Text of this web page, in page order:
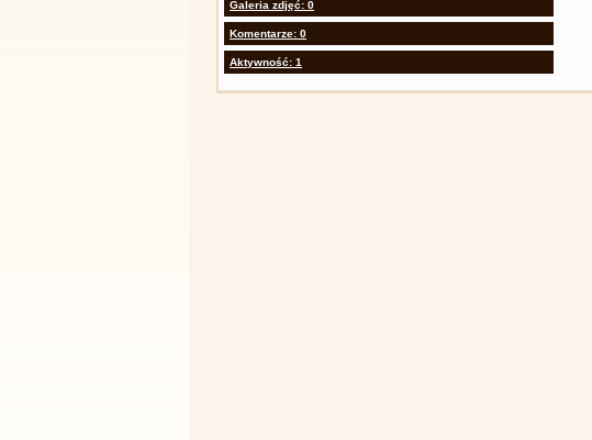
Galeria zdjęć: 0
Komentarze: 0
Aktywność: 1